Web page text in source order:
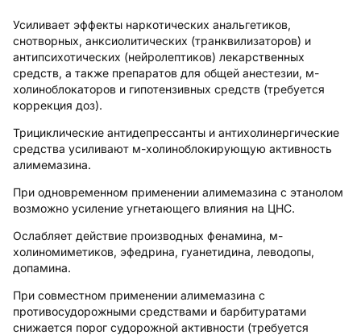
Усиливает эффекты наркотических анальгетиков,
снотворных, анксиолитических (транквилизаторов) и
антипсихотических (нейролептиков) лекарственных
средств, а также препаратов для общей анестезии, м-
холиноблокаторов и гипотензивных средств (требуется
коррекция доз).
Трициклические антидепрессанты и антихолинергические
средства усиливают м-холиноблокирующую активность
алимемазина.
При одновременном применении алимемазина с этанолом
возможно усиление угнетающего влияния на ЦНС.
Ослабляет действие производных фенамина, м-
холиномиметиков, эфедрина, гуанетидина, леводопы,
допамина.
При совместном применении алимемазина с
противосудорожными средствами и барбитуратами
снижается порог судорожной активности (требуется